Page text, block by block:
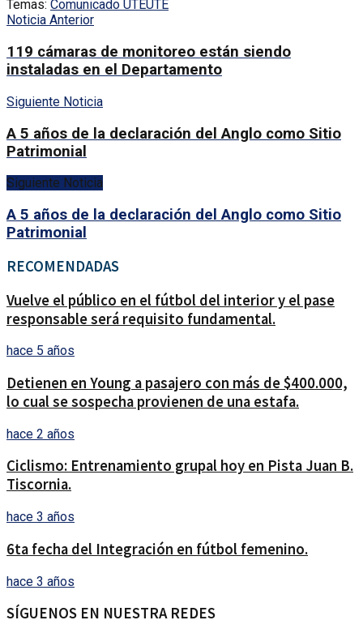
Temas: Comunicado UTEUTE
Noticia Anterior
119 cámaras de monitoreo están siendo
instaladas en el Departamento
Siguiente Noticia
A 5 años de la declaración del Anglo como Sitio
Patrimonial
Siguiente Noticia
A 5 años de la declaración del Anglo como Sitio
Patrimonial
RECOMENDADAS
Vuelve el público en el fútbol del interior y el pase
responsable será requisito fundamental.
hace 5 años
Detienen en Young a pasajero con más de $400.000,
lo cual se sospecha provienen de una estafa.
hace 2 años
Ciclismo: Entrenamiento grupal hoy en Pista Juan B.
Tiscornia.
hace 3 años
6ta fecha del Integración en fútbol femenino.
hace 3 años
SÍGUENOS EN NUESTRA REDES